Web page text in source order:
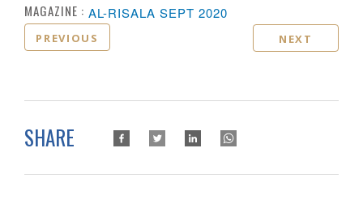
MAGAZINE : AL-RISALA SEPT 2020
PREVIOUS NEXT
SHARE